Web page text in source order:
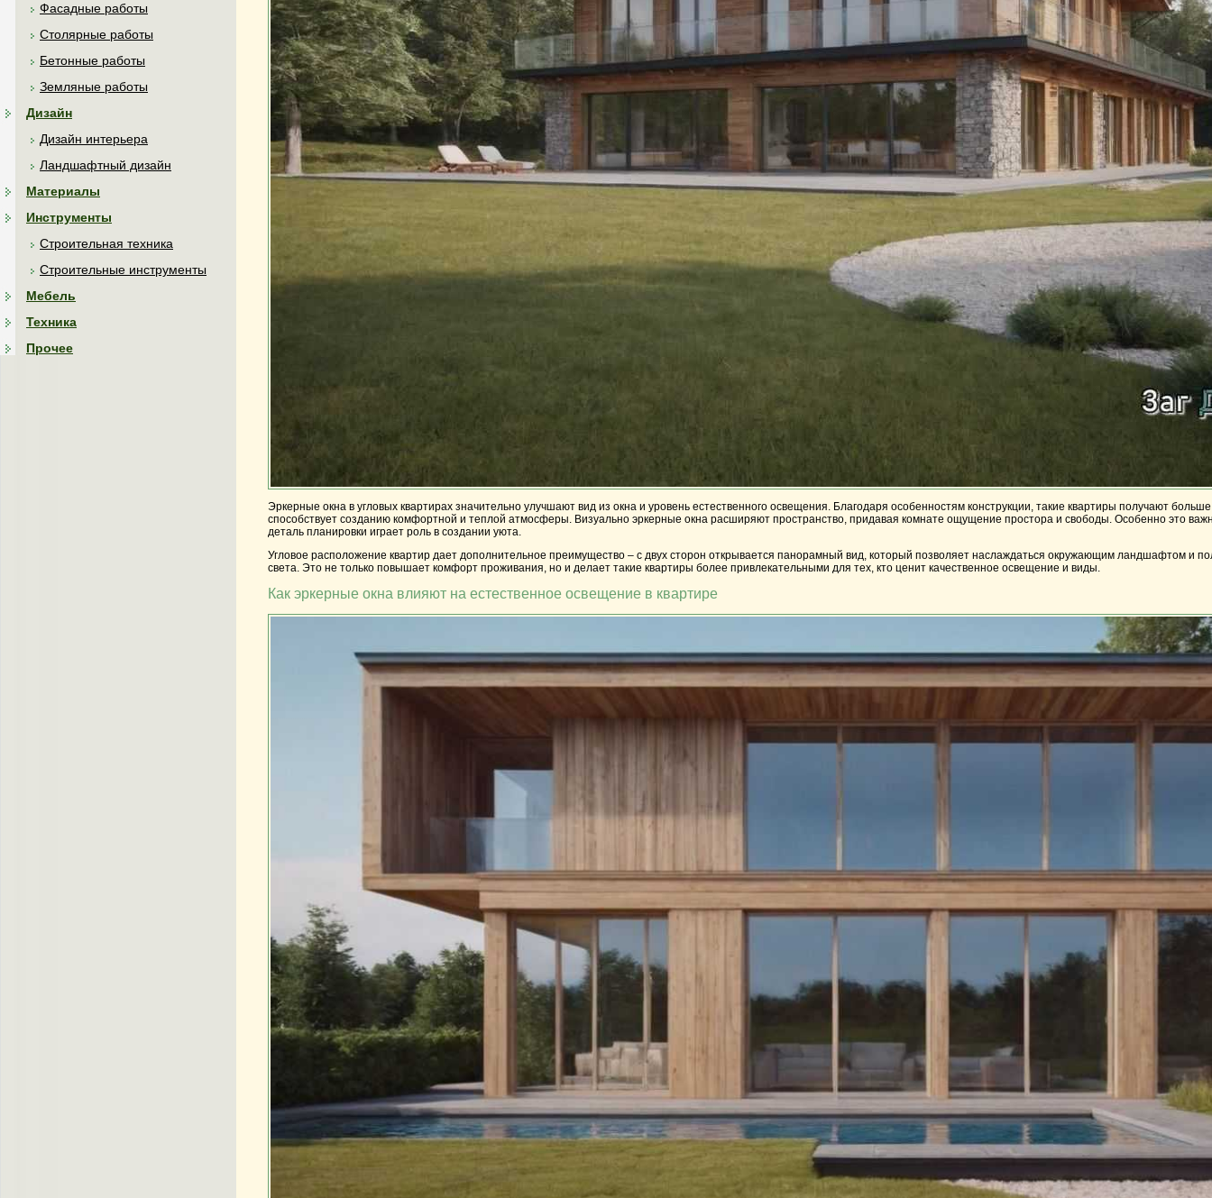
Фасадные работы
Столярные работы
Бетонные работы
Земляные работы
Дизайн
Дизайн интерьера
Ландшафтный дизайн
Материалы
Инструменты
Строительная техника
Строительные инструменты
Мебель
Техника
Прочее
Эркерные окна в угловых квартирах значительно улучшают вид из окна и уровень естественного освещения. Благодаря особенностям конструкции, такие квартиры получают
способствует созданию комфортной и теплой атмосферы. Визуально эркерные окна расширяют пространство, придавая комнате ощущение простора и свободы. Особенно это
деталь планировки играет роль в создании уюта.
Угловое расположение квартир дает дополнительное преимущество – с двух сторон открывается панорамный вид, который позволяет наслаждаться окружающим ландшафтом и
света. Это не только повышает комфорт проживания, но и делает такие квартиры более привлекательными для тех, кто ценит качественное освещение и виды.
Как эркерные окна влияют на естественное освещение в квартире